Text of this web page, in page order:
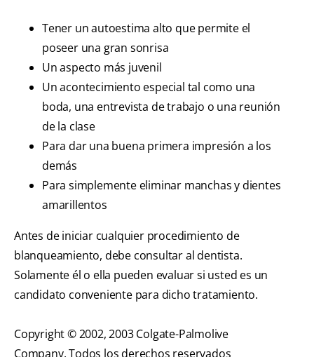
Tener un autoestima alto que permite el
poseer una gran sonrisa
Un aspecto más juvenil
Un acontecimiento especial tal como una
boda, una entrevista de trabajo o una reunión
de la clase
Para dar una buena primera impresión a los
demás
Para simplemente eliminar manchas y dientes
amarillentos
Antes de iniciar cualquier procedimiento de
blanqueamiento, debe consultar al dentista.
Solamente él o ella pueden evaluar si usted es un
candidato conveniente para dicho tratamiento.
Copyright © 2002, 2003 Colgate-Palmolive
Company. Todos los derechos reservados